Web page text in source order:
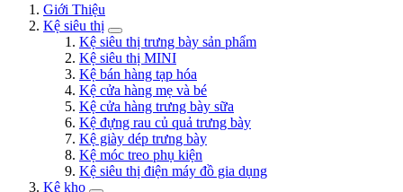
Giới Thiệu
Kệ siêu thị
Kệ siêu thị trưng bày sản phẩm
Kệ siêu thị MINI
Kệ bán hàng tạp hóa
Kệ cửa hàng mẹ và bé
Kệ cửa hàng trưng bày sữa
Kệ đựng rau củ quả trưng bày
Kệ giày dép trưng bày
Kệ móc treo phụ kiện
Kệ siêu thị điện máy đồ gia dụng
Kệ kho